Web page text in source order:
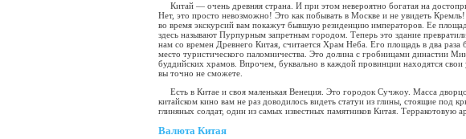
Китай — очень древняя страна. И при этом невероятно богатая на
Нет, это просто невозможно! Это как побывать в Москве и не увидеть
во время экскурсий вам покажут бывшую резиденцию императоров. Ее
здесь называют Пурпурным запретным городом. Теперь это здание
нам со времен Древнего Китая, считается Храм Неба. Его площадь в два
место туристического паломничества. Это долина с гробницами династии
буддийских храмов. Впрочем, буквально в каждой провинции находятся
вы точно не сможете.
Есть в Китае и своя маленькая Венеция. Это городок Сучжоу. Масса
китайском кино вам не раз доводилось видеть статуи из глины, стоящие
глиняных солдат, один из самых известных памятников Китая. Терракотовую
Валюта Китая